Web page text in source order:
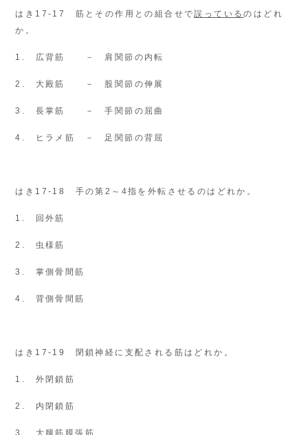
はき17-17 筋とその作用との組合せで誤っているのはどれ
か。
1. 広背筋 － 肩関節の内転
2. 大殿筋 － 股関節の伸展
3. 長掌筋 － 手関節の屈曲
4. ヒラメ筋 － 足関節の背屈
はき17-18 手の第2～4指を外転させるのはどれか。
1. 回外筋
2. 虫様筋
3. 掌側骨間筋
4. 背側骨間筋
はき17-19 閉鎖神経に支配される筋はどれか。
1. 外閉鎖筋
2. 内閉鎖筋
3. 大腿筋膜張筋